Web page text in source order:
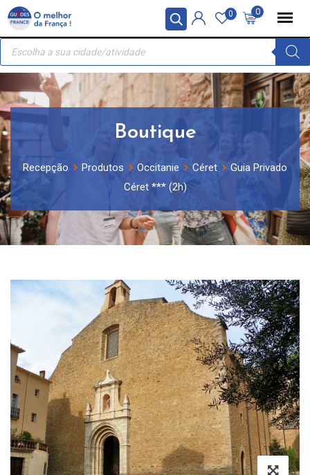
Painel de Gerenciamento de Cookies
Skip
content
0
0
Recherche
produits
Boutique
Recepção Produtos Occitanie Céret
Guia Privado
Céret *** (2h)